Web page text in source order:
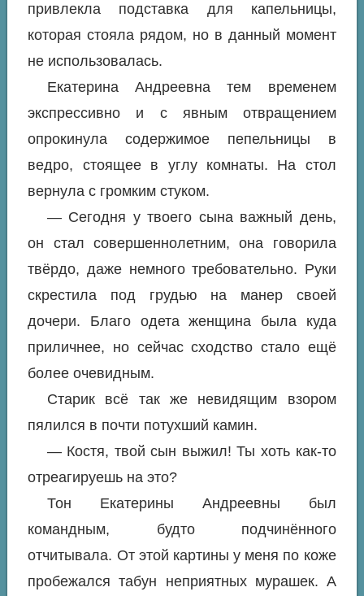
привлекла подставка для капельницы,
которая стояла рядом, но в данный момент
не использовалась.
Екатерина Андреевна тем временем
экспрессивно и с явным отвращением
опрокинула содержимое пепельницы в
ведро, стоящее в углу комнаты. На стол
вернула с громким стуком.
— Сегодня у твоего сына важный день,
он стал совершеннолетним, она говорила
твёрдо, даже немного требовательно. Руки
скрестила под грудью на манер своей
дочери. Благо одета женщина была куда
приличнее, но сейчас сходство стало ещё
более очевидным.
Старик всё так же невидящим взором
пялился в почти потухший камин.
— Костя, твой сын выжил! Ты хоть как-то
отреагируешь на это?
Тон Екатерины Андреевны был
командным, будто подчинённого
отчитывала. От этой картины у меня по коже
пробежался табун неприятных мурашек. А